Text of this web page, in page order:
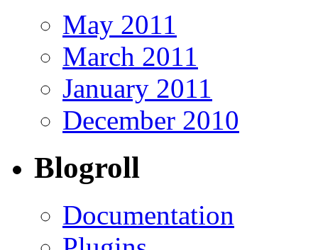
May 2011
March 2011
January 2011
December 2010
Blogroll
Documentation